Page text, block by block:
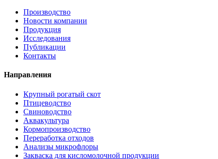
Производство
Новости компании
Продукция
Исследования
Публикации
Контакты
Направления
Крупный рогатый скот
Птицеводство
Свиноводство
Аквакультура
Кормопроизводство
Переработка отходов
Анализы микрофлоры
Закваска для кисломолочной продукции